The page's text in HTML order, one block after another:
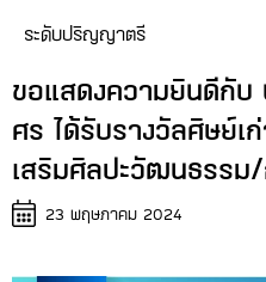
ระดับปริญญาตรี
ขอแสดงความยินดีกับ
ศร ได้รับรางวัลศิษย์เ
เสริมศิลปะวัฒนธรรม
23 พฤษภาคม 2024